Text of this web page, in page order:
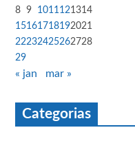
8 9 1011 121314
15161718192021
22232425262728
29
« jan mar »
Categorias